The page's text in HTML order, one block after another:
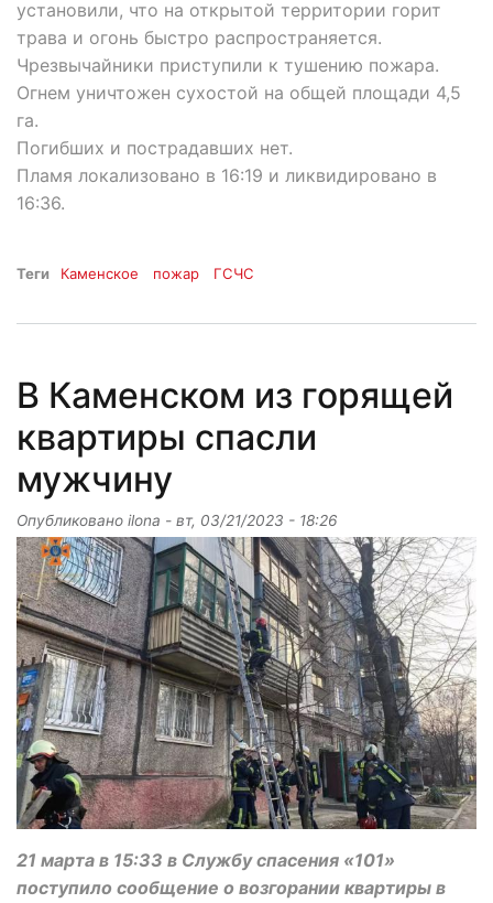
установили, что на открытой территории горит
трава и огонь быстро распространяется.
Чрезвычайники приступили к тушению пожара.
Огнем уничтожен сухостой на общей площади 4,5
га.
Погибших и пострадавших нет.
Пламя локализовано в 16:19 и ликвидировано в
16:36.
Теги Каменское пожар ГСЧС
В Каменском из горящей
квартиры спасли
мужчину
Опубликовано ilona - вт, 03/21/2023 - 18:26
21 марта в 15:33 в Службу спасения «101»
поступило сообщение о возгорании квартиры в